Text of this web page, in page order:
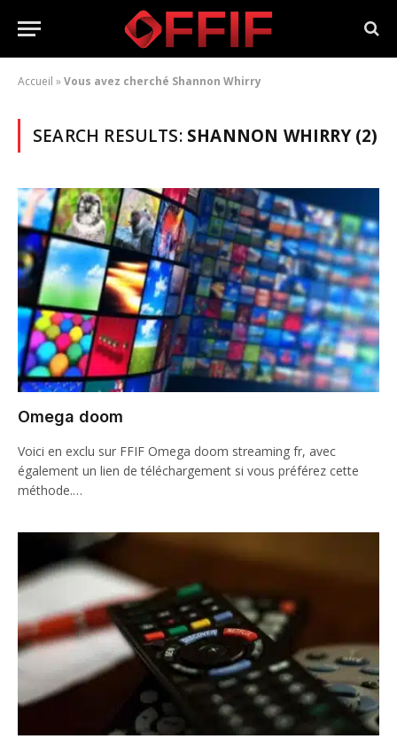
Accueil »Vous avez cherché Shannon Whirry
SEARCH RESULTS: SHANNON WHIRRY (2)
Omega doom
Voici en exclu sur FFIF Omega doom streaming fr, avec
également un lien de téléchargement si vous préférez cette
méthode.…